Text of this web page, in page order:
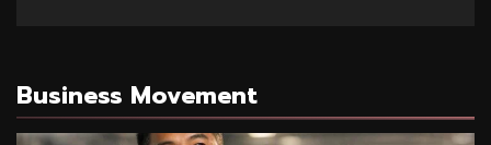
Business Movement